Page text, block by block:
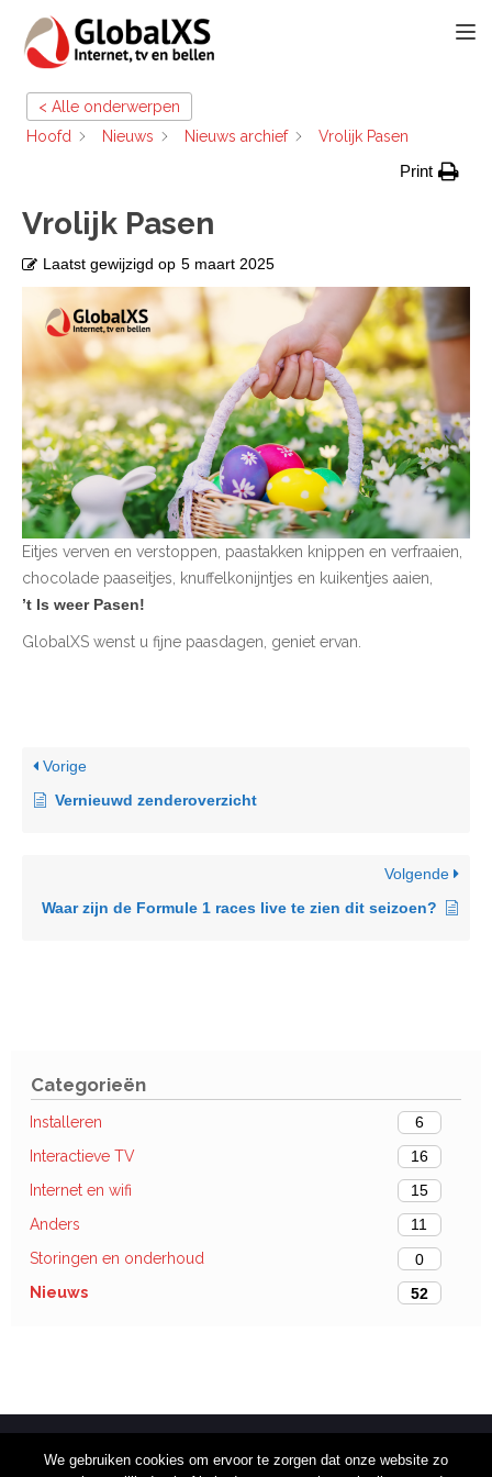
Categorieën
Installeren
6
Interactieve TV
16
Internet en wifi
15
Anders
11
Storingen en onderhoud
0
Nieuws
52
< Alle onderwerpen
Hoofd
Nieuws Nieuws archief Vrolijk Pasen
Print
Vrolijk Pasen
Laatst gewijzigd op 5 maart 2025
Eitjes verven en verstoppen, paastakken knippen en verfraaien,
chocolade paaseitjes, knuffelkonijntjes en kuikentjes aaien,
’t Is weer Pasen!
GlobalXS wenst u fijne paasdagen, geniet ervan.
Vorige
Vernieuwd zenderoverzicht
Volgende
Waar zijn de Formule 1 races live te zien dit seizoen?
We gebruiken cookies om ervoor te zorgen dat onze website zo